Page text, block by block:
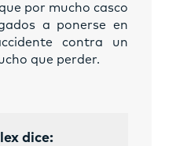
por mucho casco
a ponerse en
contra un
que perder.
dice: